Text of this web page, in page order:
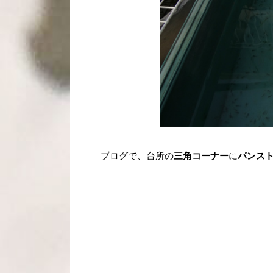
ブログで、台所の三角コーナーにパンスト